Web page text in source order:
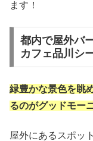
ます！
都内で屋外バ
カフェ品川シ
緑豊かな景色を眺
るのがグッドモー
屋外にあるスポッ